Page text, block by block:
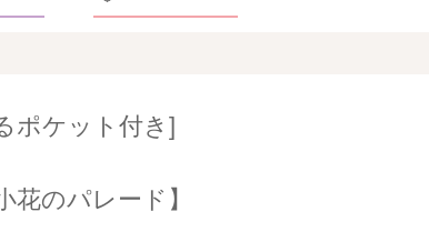
ポケット付き]
花のパレード】